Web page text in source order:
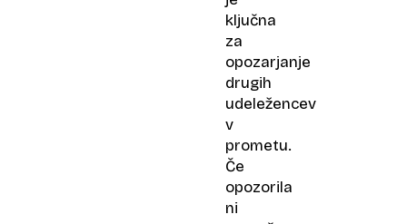
ključna
za
opozarjanje
drugih
udeležencev
v
prometu.
Če
opozorila
ni